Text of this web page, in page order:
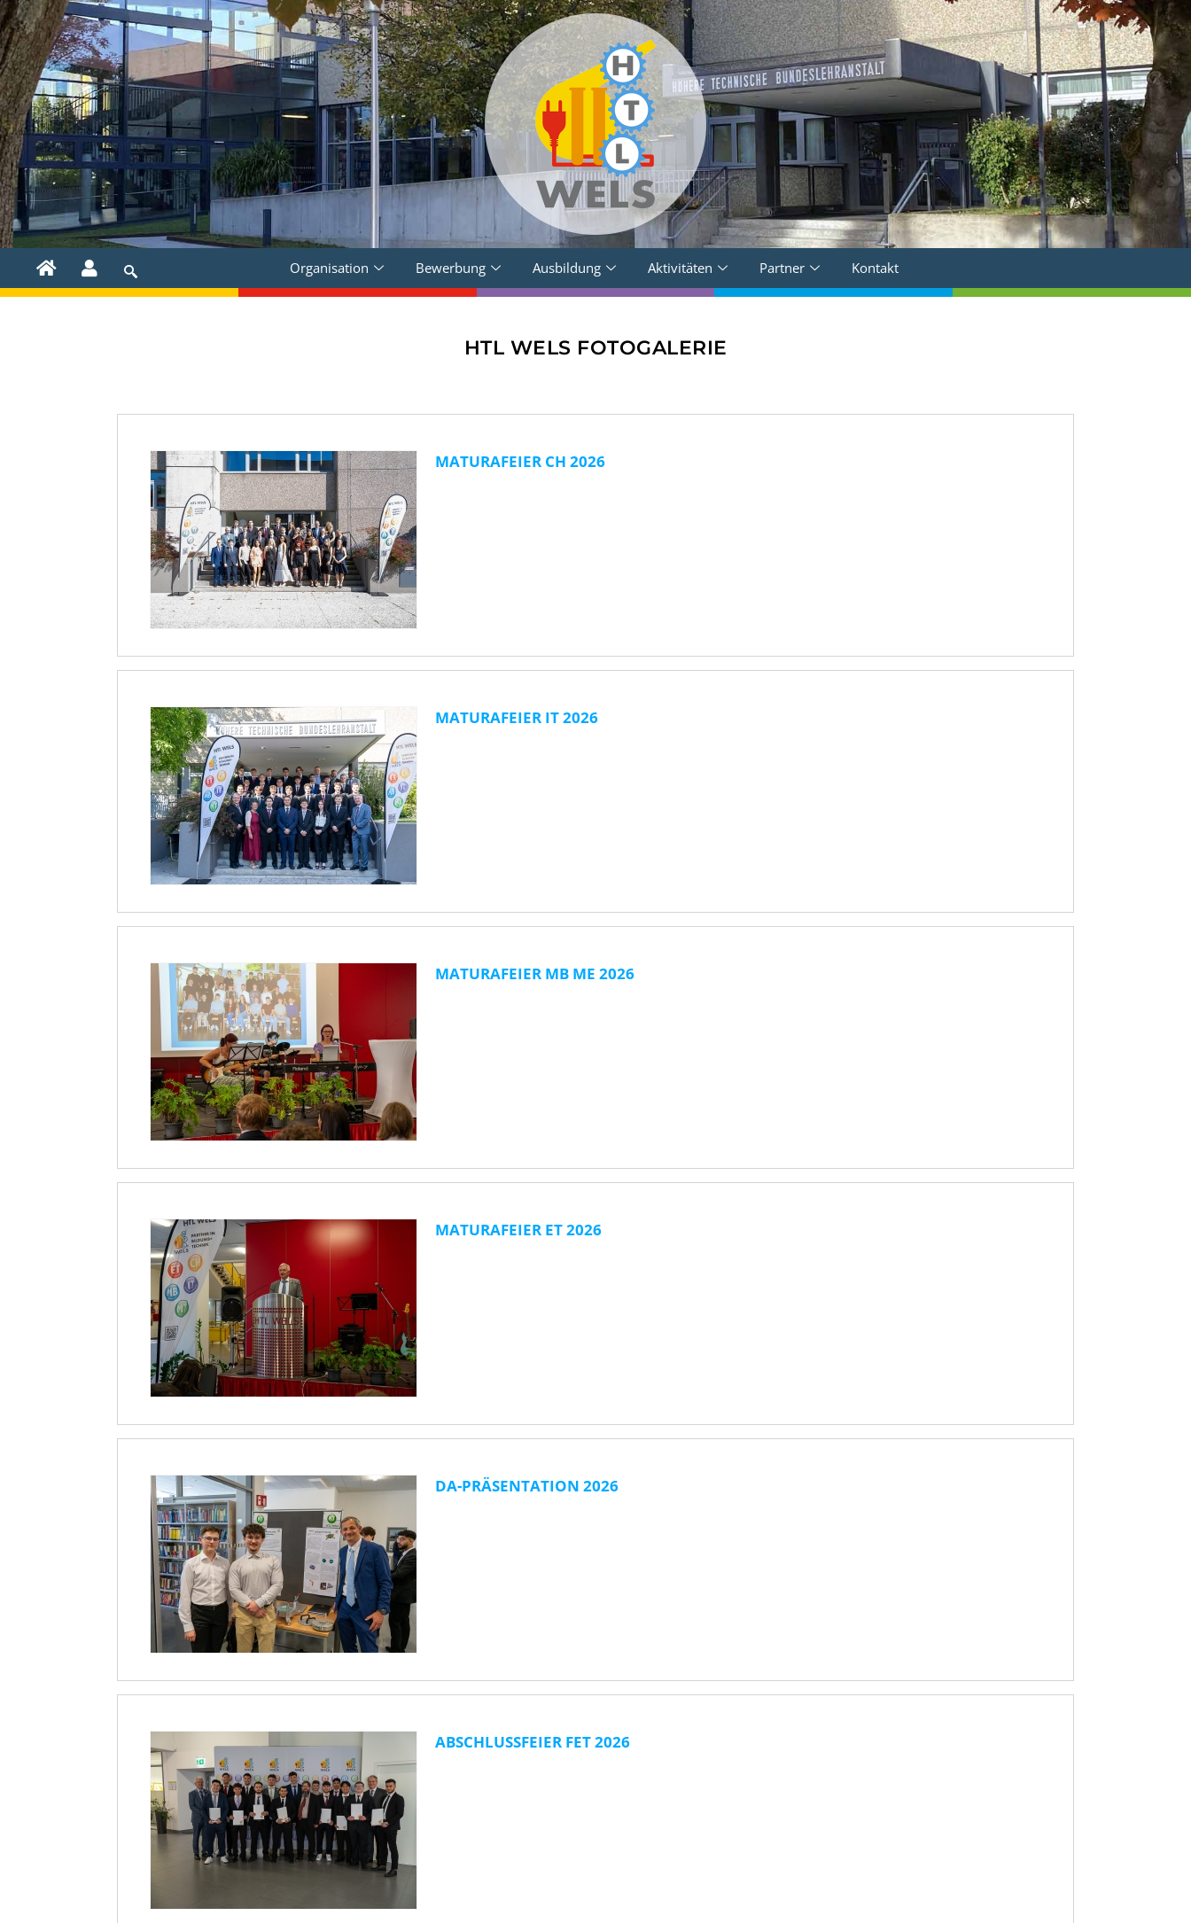
Organisation Bewerbung Ausbildung Aktivitäten Partner Kontakt
HTL WELS FOTOGALERIE
MATURAFEIER CH 2026
MATURAFEIER IT 2026
MATURAFEIER MB ME 2026
MATURAFEIER ET 2026
DA-PRÄSENTATION 2026
ABSCHLUSSFEIER FET 2026